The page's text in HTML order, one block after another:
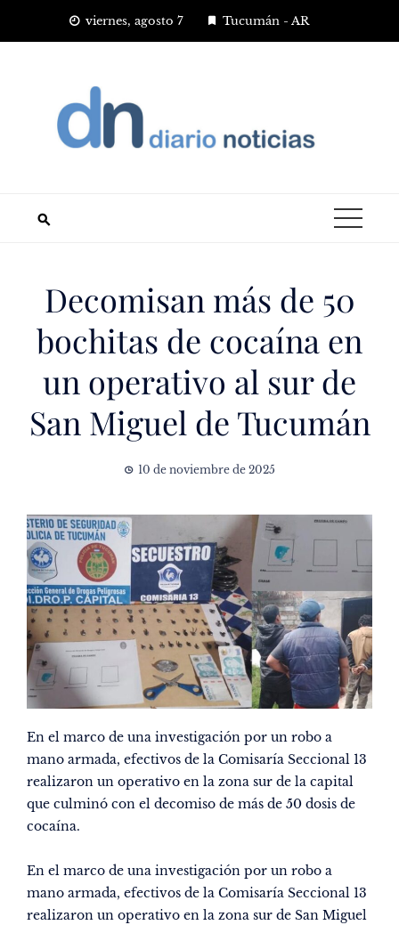
viernes, agosto 7 Tucumán - AR
Decomisan más de 50
bochitas de cocaína en
un operativo al sur de
San Miguel de Tucumán
10 de noviembre de 2025
En el marco de una investigación por un robo a
mano armada, efectivos de la Comisaría Seccional 13
realizaron un operativo en la zona sur de la capital
que culminó con el decomiso de más de 50 dosis de
cocaína.
En el marco de una investigación por un robo a
mano armada, efectivos de la Comisaría Seccional 13
realizaron un operativo en la zona sur de San Miguel